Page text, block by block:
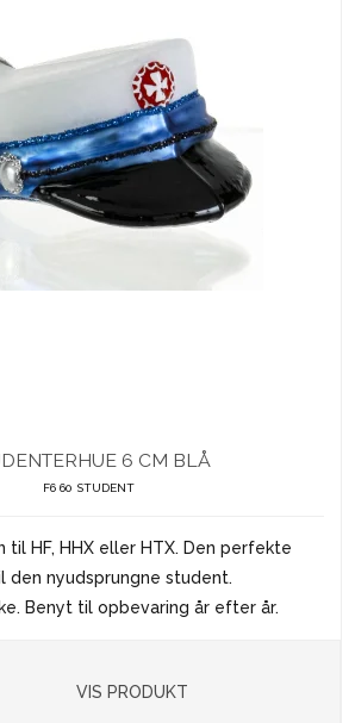
6 CM BLÅ
F6 60 STUDENT
til HF, HHX eller HTX. Den perfekte
den nyudsprungne student.
Benyt til opbevaring år efter år.
VIS PRODUKT